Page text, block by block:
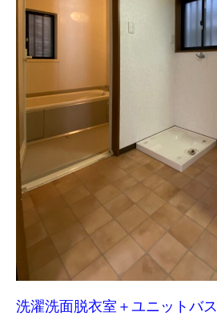
洗濯洗面脱衣室＋ユニットバス